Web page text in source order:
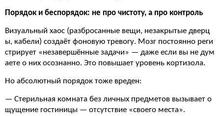
Порядок и беспорядок: не про чистоту, а про контроль
Визуальный хаос (разбросанные вещи, незакрытые дверц
ы, кабели) создаёт фоновую тревогу. Мозг постоянно реги
стрирует «незавершённые задачи» — даже если вы не дум
аете о них осознанно. Это повышает уровень кортизола.
Но абсолютный порядок тоже вреден:
— Стерильная комната без личных предметов вызывает о
щущение гостиницы — отсутствие «своего места».